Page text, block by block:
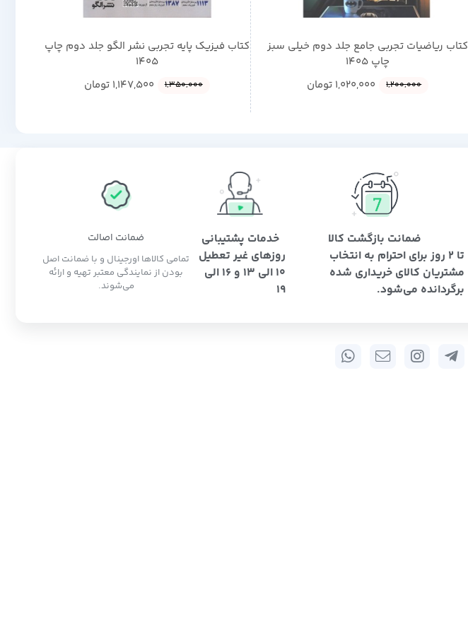
کتاب ریاضیات تجربی جامع جلد دوم خیلی سبز
چاپ 1405
1,200,000
1,020,000 تومان
کتاب فیزیک پایه تجربی نشر الگو جلد دوم چاپ
1405
1,350,000
1,147,500 تومان
ضمانت بازگشت کالا
تا 2 روز برای احترام به انتخاب
مشتریان کالای خریداری شده
برگردانده می‌شود.
خدمات پشتیبانی
روزهای غیر تعطیل
10 الی 13 و 16 الی
19
ضمانت اصالت
تمامی کالاها اورجینال و با ضمانت اصل
بودن از نمایندگی معتبر تهیه و ارائه
می‌شوند.